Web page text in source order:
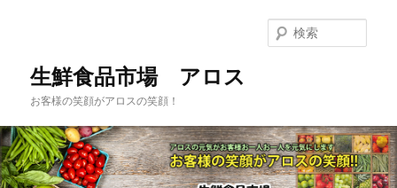
生鮮食品市場 アロス
お客様の笑顔がアロスの笑顔！
索